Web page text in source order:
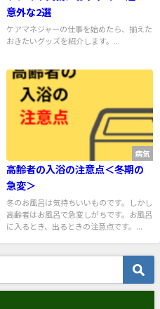
意外な2選
ケアマネジャーの仕事を始めたら、揃えた
おきたいグッズを紹介します。...
病気
高齢者の入浴の注意点＜冬期の
急変＞
冬のお風呂は気持ちいいものです。しかし
高齢者はお風呂で急変しがちです。お風呂
に入るとき、出るときの注意点です。...